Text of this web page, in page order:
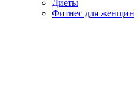
Диеты
Фитнес для женщин